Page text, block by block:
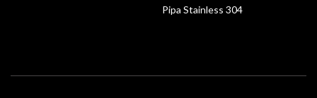
Pipa Stainless 304